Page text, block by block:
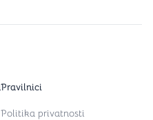
Pravilnici
Politika privatnosti